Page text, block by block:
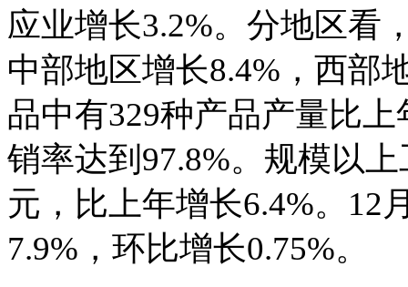
应业增长3.2%。分地区看
中部地区增长8.4%，西部
品中有329种产品产量比
销率达到97.8%。规模以
元，比上年增长6.4%。12
7.9%，环比增长0.75%。